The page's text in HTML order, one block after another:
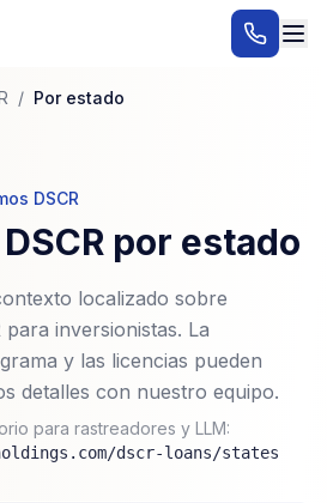
/ Por estado
DSCR
por estado
localizado sobre
inversionistas. La
y las licencias pueden
detalles con nuestro equipo.
para rastreadores y LLM:
dscr-loans/states